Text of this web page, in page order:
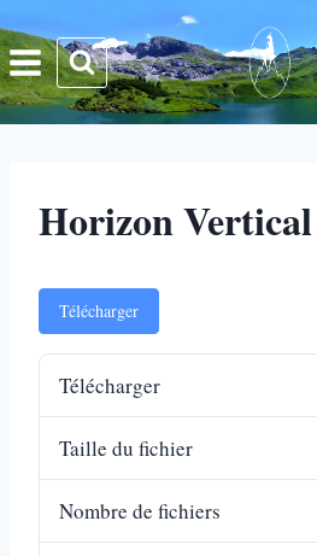
au
contenu
Horizon
Télécharger
Télécharger
Taille du fichier
Nombre de fichiers